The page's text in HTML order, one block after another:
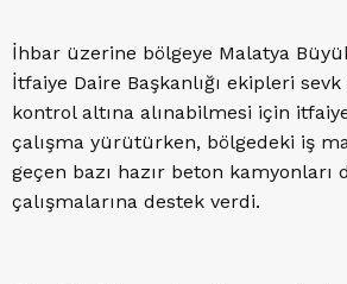
İhbar üzerine bölgeye Malatya
İtfaiye Daire Başkanlığı ekipleri
kontrol altına alınabilmesi için
çalışma yürütürken, bölgedeki iş
geçen bazı hazır beton kamyonları
çalışmalarına destek verdi.